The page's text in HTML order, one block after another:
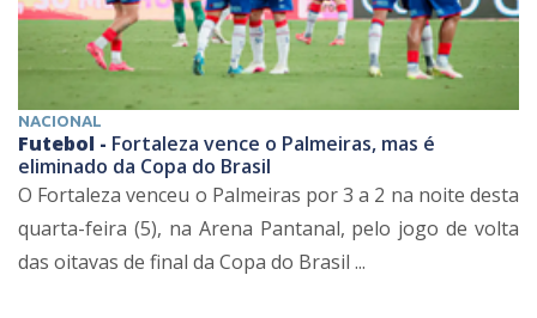
NACIONAL
Futebol - Fortaleza vence o Palmeiras, mas é
eliminado da Copa do Brasil
O Fortaleza venceu o Palmeiras por 3 a 2 na noite desta
quarta-feira (5), na Arena Pantanal, pelo jogo de volta
das oitavas de final da Copa do Brasil ...